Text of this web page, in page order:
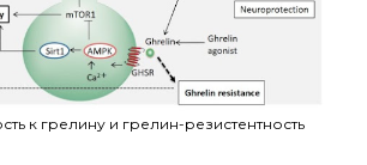
к грелину и грелин-резистентность